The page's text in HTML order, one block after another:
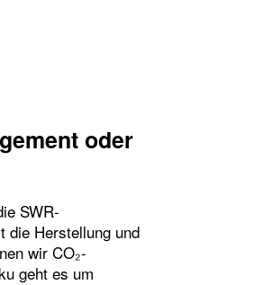
oder
SWR-
die Herstellung und
wir CO₂-
geht es um